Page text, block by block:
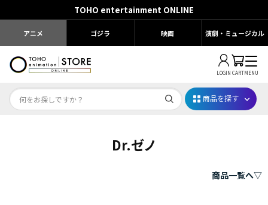
LOGIN CARTMENU
Dr.STONE STONE FES.2026
商品を探す
TOHO entertainment ONLINE
アニメ ゴジラ 映画 演劇・ミュージカル
Dr.ゼノ
商品一覧へ▽